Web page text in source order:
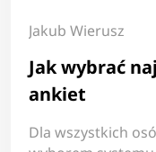
Jakub Wierusz
Jak wybrać
ankiet
Dla wszystkich